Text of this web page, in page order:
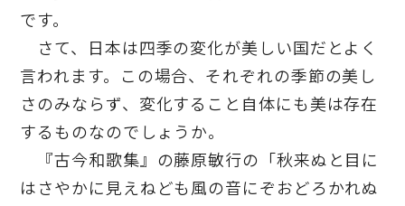
です。
さて、日本は四季の変化が美しい国だとよく
言われます。この場合、それぞれの季節の美し
さのみならず、変化すること自体にも美は存在
するものなのでしょうか。
『古今和歌集』の藤原敏行の「秋来ぬと目に
はさやかに見えねども風の音にぞおどろかれぬ